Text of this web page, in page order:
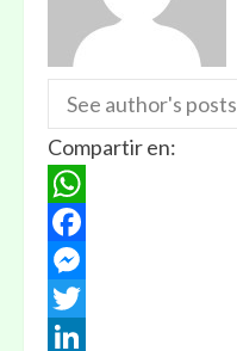
See author's posts
Compartir en:
WhatsApp
Facebook
Messenger
Twitter